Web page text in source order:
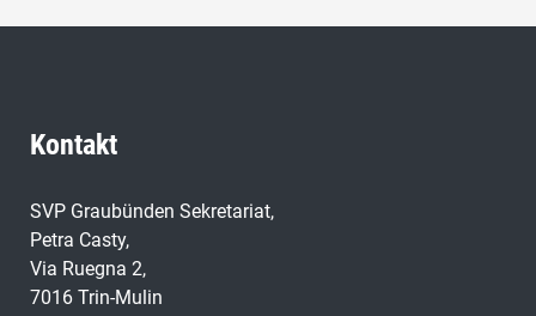
Kontakt
SVP Graubünden Sekretariat,
Petra Casty,
Via Ruegna 2,
7016 Trin-Mulin